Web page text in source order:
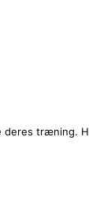
deres træning.